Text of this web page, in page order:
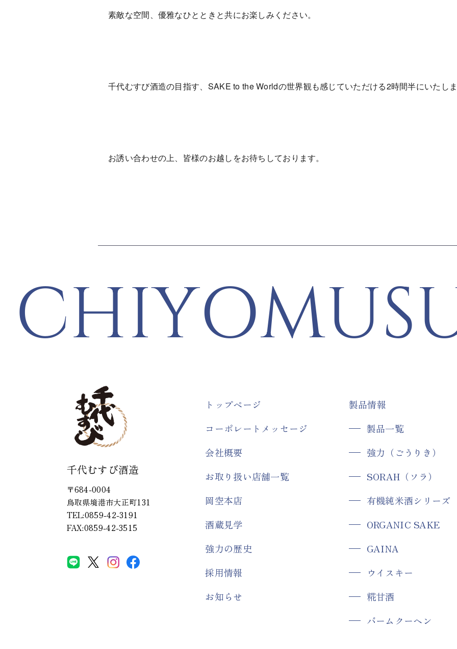
素敵な空間、優雅なひとときと共にお楽しみください。
千代むすび酒造の目指す、SAKE to the Worldの世界観も感じていただける2時間半にいたし
お誘い合わせの上、皆様のお越しをお待ちしております。
千代むすび酒造
〒684-0004
鳥取県境港市大正町131
TEL:0859-42-3191
FAX:0859-42-3515
トップページ
コーポレートメッセージ
会社概要
お取り扱い店舗一覧
岡空本店
酒蔵見学
強力の歴史
採用情報
お知らせ
製品情報
製品一覧
強力（ごうりき）
SORAH（ソラ）
有機純米酒シリーズ
ORGANIC SAKE
GAINA
ウイスキー
糀甘酒
バームクーヘン